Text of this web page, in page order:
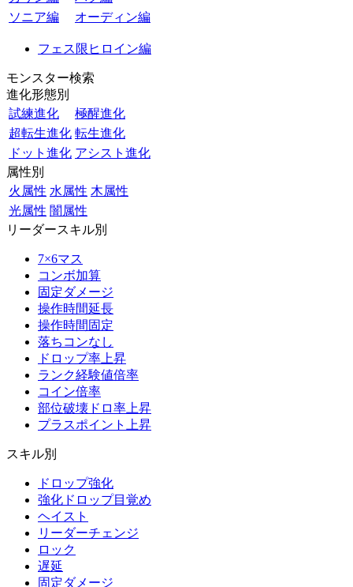
ソニア編
オーディン編
フェス限ヒロイン編
モンスター検索
進化形態別
試練進化
極醒進化
超転生進化 転生進化
ドット進化 アシスト進化
属性別
火属性 水属性 木属性
光属性 闇属性
リーダースキル別
7×6マス
コンボ加算
固定ダメージ
操作時間延長
操作時間固定
落ちコンなし
ドロップ率上昇
ランク経験値倍率
コイン倍率
部位破壊ドロ率上昇
プラスポイント上昇
スキル別
ドロップ強化
強化ドロップ目覚め
ヘイスト
リーダーチェンジ
ロック
遅延
固定ダメージ